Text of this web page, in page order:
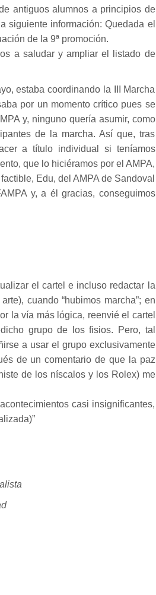
antiguos alumnos a principios de
siguiente información: Quedada el
de la 9ª promoción.
a saludar y ampliar el listado de
estaba coordinando la III Marcha
por un momento crítico pues se
y, ninguno quería asumir, como
de la marcha. Así que, tras
a título individual si teníamos
que lo hiciéramos por el AMPA,
Edu, del AMPA de Sandoval
y, a él gracias, conseguimos
el cartel e incluso redactar la
cuando “hubimos marcha”; en
la vía más lógica, reenvié el cartel
grupo de los fisios. Pero, tal
a usar el grupo exclusivamente
de un comentario de que la paz
de los níscalos y los Rolex) me
casi insignificantes,